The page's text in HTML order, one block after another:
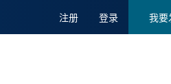
注册 登录 我要